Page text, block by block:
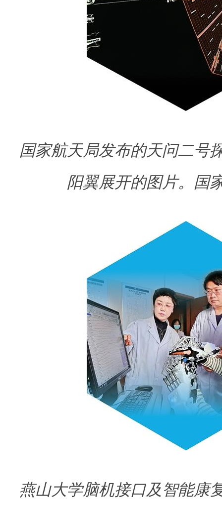
国家航天局发布的天问二号
阳翼展开的图片。 国
燕山大学脑机接口及智能康